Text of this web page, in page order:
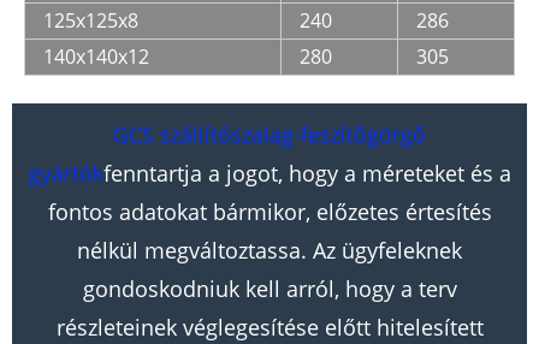
125x125x8
240
286
140x140x12
280 305
GCS szállítószalag-feszítőgörgő
gyártókfenntartja a jogot, hogy a méreteket és a
fontos adatokat bármikor, előzetes értesítés
nélkül megváltoztassa. Az ügyfeleknek
gondoskodniuk kell arról, hogy a terv
részleteinek véglegesítése előtt hitelesített